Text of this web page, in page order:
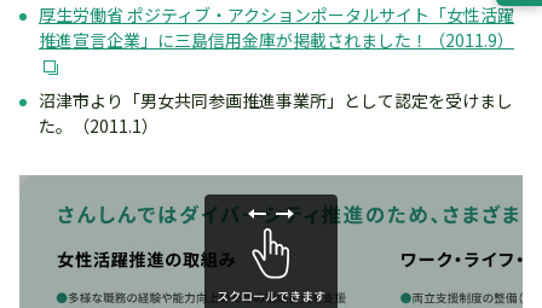
厚生労働省 ポジティブ・アクションポータルサイト「女性活躍
推進宣言企業」に三島信用金庫が掲載されました！（2011.9）
沼津市より「男女共同参画推進事業所」として認定を受けまし
た。（2011.1）